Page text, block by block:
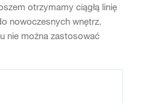
otrzymamy ciągłą linię
nowoczesnych wnętrz.
nie można zastosować